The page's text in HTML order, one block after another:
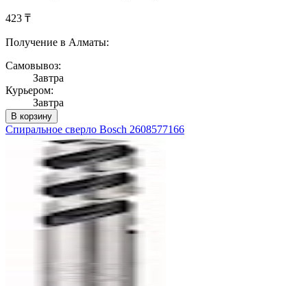
423 ₸
Получение в Алматы:
Самовывоз:
Завтра
Курьером:
Завтра
В корзину
Спиральное сверло Bosch 2608577166